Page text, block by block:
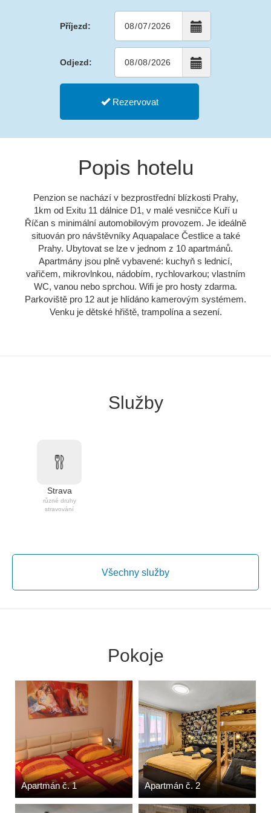
Příjezd:
Odjezd:
Rezervovat
Popis hotelu
Penzion se nachází v bezprostřední blízkosti Prahy,
1km od Exitu 11 dálnice D1, v malé vesničce Kuří u
Říčan s minimální automobilovým provozem. Je ideálně
situován pro návštěvníky Aquapalace Čestlice a také
Prahy. Ubytovat se lze v jednom z 10 apartmánů.
Apartmány jsou plně vybavené: kuchyň s lednicí,
vařičem, mikrovlnkou, nádobím, rychlovarkou; vlastním
WC, vanou nebo sprchou. Wifi je pro hosty zdarma.
Parkoviště pro 12 aut je hlídáno kamerovým systémem.
Venku je dětské hřiště, trampolína a sezení.
Služby
Strava
různé druhy
stravování
Všechny služby
Pokoje
Apartmán č. 1 Apartmán č. 2